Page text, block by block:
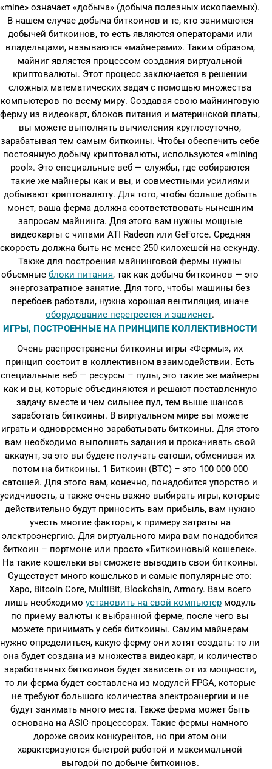
«mine» означает «добыча» (добыча полезных ископаемых).
В нашем случае добыча биткоинов и те, кто занимаются
добычей биткоинов, то есть являются операторами или
владельцами, называются «майнерами». Таким образом,
майниг является процессом создания виртуальной
криптовалюты. Этот процесс заключается в решении
сложных математических задач с помощью множества
компьютеров по всему миру. Создавая свою майнинговую
ферму из видеокарт, блоков питания и материнской платы,
вы можете выполнять вычисления круглосуточно,
зарабатывая тем самым биткоины. Чтобы обеспечить себе
постоянную добычу криптовалюты, используются «mining
pool». Это специальные веб — службы, где собираются
такие же майнеры как и вы, и совместными усилиями
добывают криптовалюту. Для того, чтобы больше добыть
монет, ваша ферма должна соответствовать нынешним
запросам майнинга. Для этого вам нужны мощные
видеокарты с чипами ATI Radeon или GeForce. Средняя
скорость должна быть не менее 250 килохешей на секунду.
Также для построения майнинговой фермы нужны
объемные блоки питания, так как добыча биткоинов — это
энергозатратное занятие. Для того, чтобы машины без
перебоев работали, нужна хорошая вентиляция, иначе
оборудование перегреется и зависнет.
ИГРЫ, ПОСТРОЕННЫЕ НА ПРИНЦИПЕ КОЛЛЕКТИВНОСТИ
Очень распространены биткоины игры «Фермы», их
принцип состоит в коллективном взаимодействии. Есть
специальные веб — ресурсы – пулы, это такие же майнеры
как и вы, которые объединяются и решают поставленную
задачу вместе и чем сильнее пул, тем выше шансов
заработать биткоины. В виртуальном мире вы можете
играть и одновременно зарабатывать биткоины. Для этого
вам необходимо выполнять задания и прокачивать свой
аккаунт, за это вы будете получать сатоши, обменивая их
потом на биткоины. 1 Биткоин (BTC) – это 100 000 000
сатошей. Для этого вам, конечно, понадобится упорство и
усидчивость, а также очень важно выбирать игры, которые
действительно будут приносить вам прибыль, вам нужно
учесть многие факторы, к примеру затраты на
электроэнергию. Для виртуального мира вам понадобится
биткоин – портмоне или просто «Биткоиновый кошелек».
На такие кошельки вы сможете выводить свои биткоины.
Существует много кошельков и самые популярные это:
Xapo, Bitcoin Core, MultiBit, Blockchain, Armory. Вам всего
лишь необходимо установить на свой компьютермодуль
по приему валюты к выбранной ферме, после чего вы
можете принимать у себя биткоины. Самим майнерам
нужно определиться, какую ферму они хотят создать: то ли
она будет создана из множества видеокарт, и количество
заработанных биткоинов будет зависеть от их мощности,
то ли ферма будет составлена из модулей FPGA, которые
не требуют большого количества электроэнергии и не
будут занимать много места. Также ферма может быть
основана на ASIC-процессорах. Такие фермы намного
дороже своих конкурентов, но при этом они
характеризуются быстрой работой и максимальной
выгодой по добыче биткоинов.